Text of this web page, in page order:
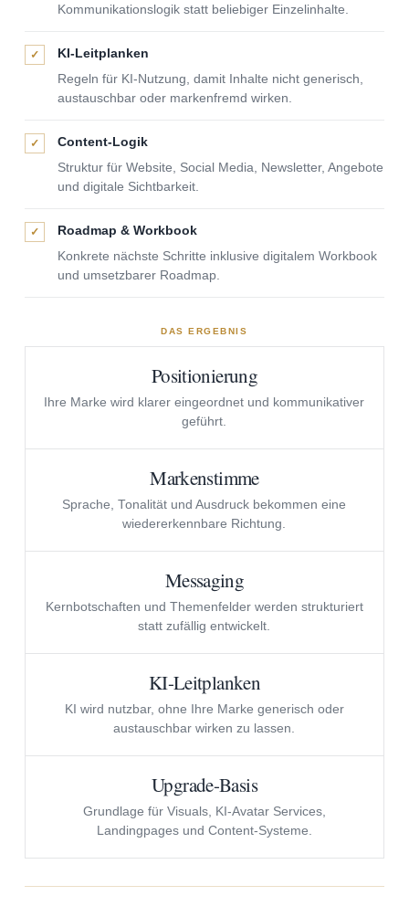
Kommunikationslogik statt beliebiger Einzelinhalte.
✓
KI-Leitplanken
Regeln für KI-Nutzung, damit Inhalte nicht generisch,
austauschbar oder markenfremd wirken.
✓
Content-Logik
Struktur für Website, Social Media, Newsletter, Angebote
und digitale Sichtbarkeit.
✓
Roadmap & Workbook
Konkrete nächste Schritte inklusive digitalem Workbook
und umsetzbarer Roadmap.
DAS ERGEBNIS
Positionierung
Ihre Marke wird klarer eingeordnet und kommunikativer
geführt.
Markenstimme
Sprache, Tonalität und Ausdruck bekommen eine
wiedererkennbare Richtung.
Messaging
Kernbotschaften und Themenfelder werden strukturiert
statt zufällig entwickelt.
KI-Leitplanken
KI wird nutzbar, ohne Ihre Marke generisch oder
austauschbar wirken zu lassen.
Upgrade-Basis
Grundlage für Visuals, KI-Avatar Services,
Landingpages und Content-Systeme.